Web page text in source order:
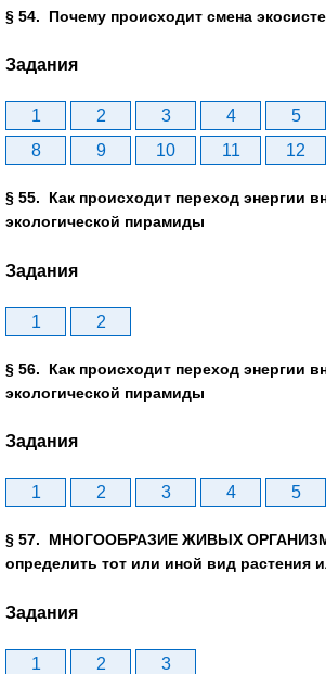
§ 54. Почему происходит смена
Задания
1 2 3 4 5
8
9 10 11 12
§ 55. Как происходит переход энергии
экологической пирамиды
Задания
1 2
§ 56. Как происходит переход энергии
экологической пирамиды
Задания
1 2 3 4 5
§ 57. МНОГООБРАЗИЕ ЖИВЫХ
определить тот или иной вид растения
Задания
1 2 3